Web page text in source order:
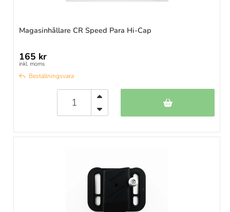
Magasinhållare CR Speed Para Hi-Cap
165 kr
inkl. moms
Beställningsvara